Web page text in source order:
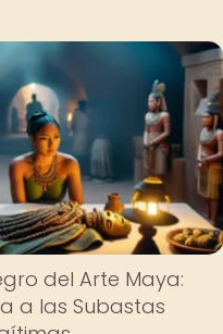
del Arte Maya:
a las Subastas